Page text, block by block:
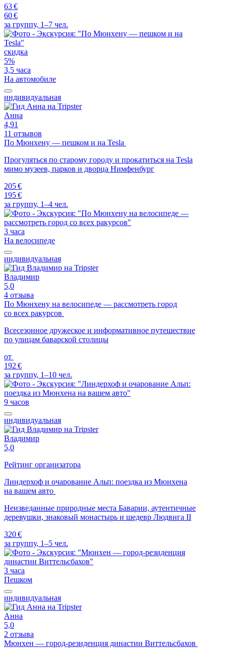
63 €
60 €
за группу, 1–7 чел.
скидка
5%
3,5 часа
На автомобиле
индивидуальная
Анна
4,91
11 отзывов
По Мюнхену — пешком и на Tesla
Прогуляться по старому городу и прокатиться на Tesla
мимо музеев, парков и дворца Нимфенбург
205 €
195 €
за группу, 1–4 чел.
3 часа
На велосипеде
индивидуальная
Владимир
5,0
4 отзыва
По Мюнхену на велосипеде — рассмотреть город
со всех ракурсов
Всесезонное дружеское и информативное путешествие
по улицам баварской столицы
от
192 €
за группу, 1–10 чел.
9 часов
индивидуальная
Владимир
5,0
Рейтинг организатора
Линдерхоф и очарование Альп: поездка из Мюнхена
на вашем авто
Неизведанные природные места Баварии, аутентичные
деревушки, знаковый монастырь и шедевр Людвига II
320 €
за группу, 1–5 чел.
3 часа
Пешком
индивидуальная
Анна
5,0
2 отзыва
Мюнхен — город-резиденция династии Виттельсбахов